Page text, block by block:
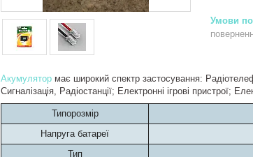
Акумулятор має широкий спектр застосування:
Сигналізація, Радіостанції; Електронні ігрові пристрої;
Типорозмір
Напруга батареї
Тип